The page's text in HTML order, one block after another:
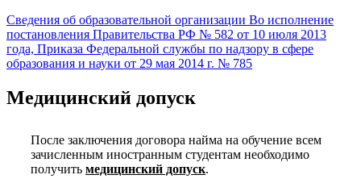
Сведения об образовательной организации Во исполнение
постановления Правительства РФ № 582 от 10 июля 2013
года, Приказа Федеральной службы по надзору в сфере
образования и науки от 29 мая 2014 г. № 785
Медицинский допуск
После заключения договора найма на обучение всем
зачисленным иностранным студентам необходимо
получить медицинский допуск.